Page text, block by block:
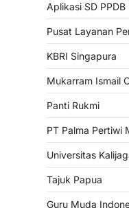
Aplikasi SD
Pusat Layanan
KBRI Singapura
Mukarram Ismail
Panti Rukmi
PT Palma Pertiwi
Universitas
Tajuk Papua
Guru Muda